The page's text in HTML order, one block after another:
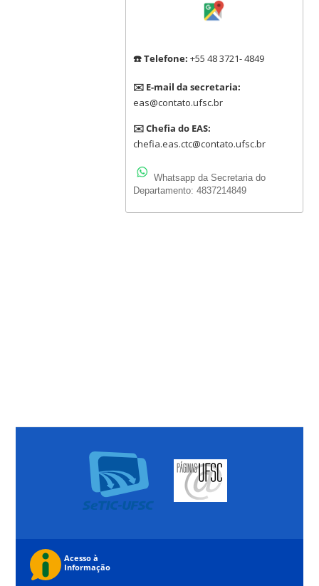
☎️ Telefone: +55 48 3721- 4849
✉️ E-mail da secretaria:
eas@contato.ufsc.br
✉️ Chefia do EAS:
chefia.eas.ctc@contato.ufsc.br
Whatsapp da Secretaria do
Departamento: 4837214849